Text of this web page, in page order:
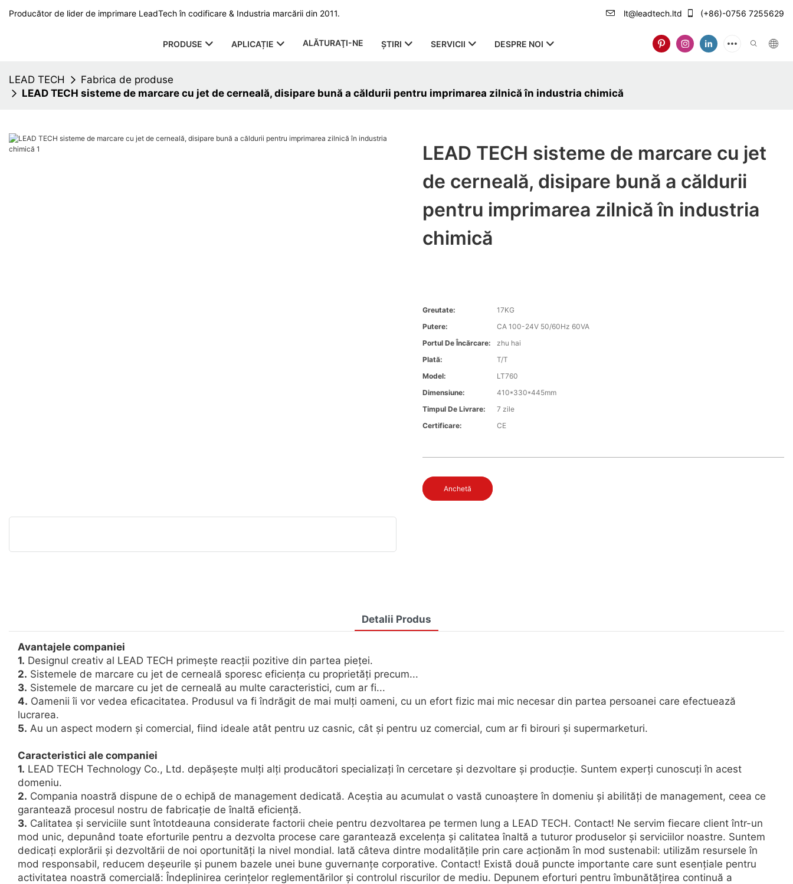
Producător de lider de imprimare LeadTech în codificare & Industria marcării din 2011. lt@leadtech.ltd (+86)-0756 7255629
PRODUSE APLICAȚIE ALĂTURAŢI-NE ŞTIRI SERVICII DESPRE NOI
LEAD TECH
Fabrica de produse
LEAD TECH sisteme de marcare cu jet de cerneală, disipare bună a căldurii pentru imprimarea zilnică în industria chimică
LEAD TECH sisteme de marcare cu jet
de cerneală, disipare bună a căldurii
pentru imprimarea zilnică în industria
chimică
Greutate:
17KG
Putere:
CA 100-24V 50/60Hz 60VA
Portul De Încărcare:
zhu hai
Plată:
T/T
Model:
LT760
Dimensiune:
410*330*445mm
Timpul De Livrare:
7 zile
Certificare:
CE
Anchetă
Detalii Produs
Avantajele companiei
1. Designul creativ al LEAD TECH primește reacții pozitive din partea pieței.
2. Sistemele de marcare cu jet de cerneală sporesc eficiența cu proprietăți precum...
3. Sistemele de marcare cu jet de cerneală au multe caracteristici, cum ar fi...
4. Oamenii îi vor vedea eficacitatea. Produsul va fi îndrăgit de mai mulți oameni, cu un efort fizic mai mic necesar din partea persoanei care efectuează
lucrarea.
5. Au un aspect modern și comercial, fiind ideale atât pentru uz casnic, cât și pentru uz comercial, cum ar fi birouri și supermarketuri.
Caracteristici ale companiei
1. LEAD TECH Technology Co., Ltd. depășește mulți alți producători specializați în cercetare și dezvoltare și producție. Suntem experți cunoscuți în acest
domeniu.
2. Compania noastră dispune de o echipă de management dedicată. Aceștia au acumulat o vastă cunoaștere în domeniu și abilități de management, ceea ce
garantează procesul nostru de fabricație de înaltă eficiență.
3. Calitatea și serviciile sunt întotdeauna considerate factorii cheie pentru dezvoltarea pe termen lung a LEAD TECH. Contact! Ne servim fiecare client într-un
mod unic, depunând toate eforturile pentru a dezvolta procese care garantează excelența și calitatea înaltă a tuturor produselor și serviciilor noastre. Suntem
dedicați explorării și dezvoltării de noi oportunități la nivel mondial. Iată câteva dintre modalitățile prin care acționăm în mod sustenabil: utilizăm resursele în
mod responsabil, reducem deșeurile și punem bazele unei bune guvernanțe corporative. Contact! Există două puncte importante care sunt esențiale pentru
activitatea noastră comercială: Îndeplinirea cerințelor reglementărilor și controlul riscurilor de mediu. Depunem eforturi pentru îmbunătățirea continuă a